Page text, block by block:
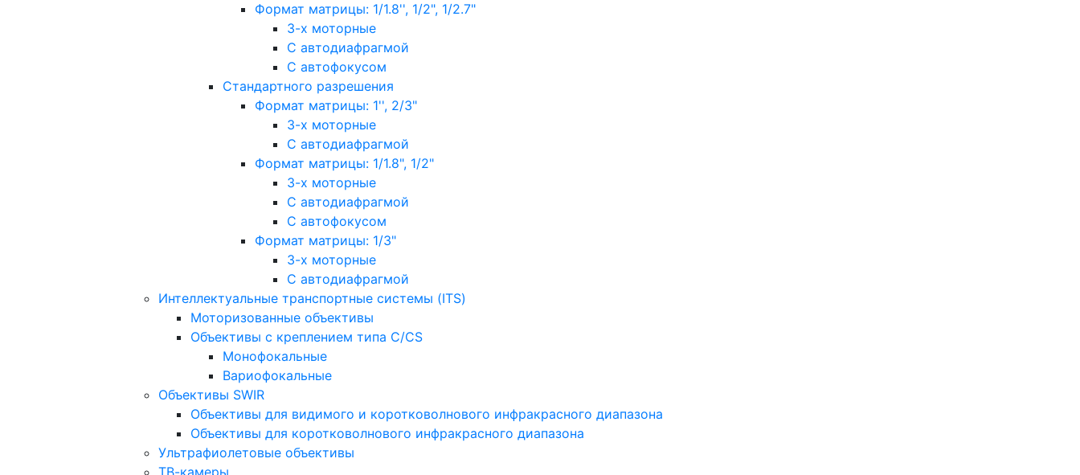
Формат матрицы: 1/1.8'', 1/2", 1/2.7"
3-х моторные
С автодиафрагмой
С автофокусом
Стандартного разрешения
Формат матрицы: 1'', 2/3"
3-х моторные
С автодиафрагмой
Формат матрицы: 1/1.8", 1/2"
3-х моторные
С автодиафрагмой
С автофокусом
Формат матрицы: 1/3"
3-х моторные
С автодиафрагмой
Интеллектуальные транспортные системы (ITS)
Моторизованные объективы
Объективы с креплением типа C/CS
Монофокальные
Вариофокальные
Объективы SWIR
Объективы для видимого и коротковолнового инфракрасного диапазона
Объективы для коротковолнового инфракрасного диапазона
Ультрафиолетовые объективы
ТВ-камеры